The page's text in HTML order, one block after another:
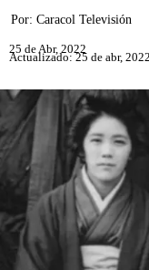
Por: Caracol Televisión
25 de Abr, 2022
Actualizado: 25 de abr, 2022